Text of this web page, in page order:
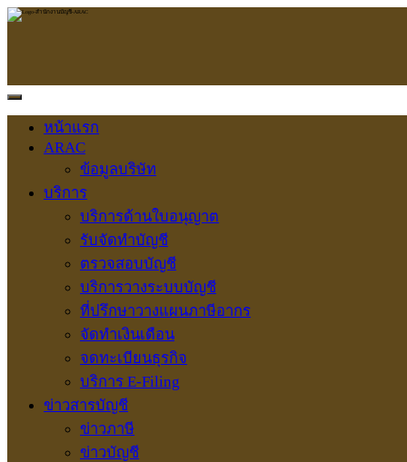
หน้าแรก
ARAC
ข้อมูลบริษัท
บริการ
บริการด้านใบอนุญาต
รับจัดทำบัญชี
ตรวจสอบบัญชี
บริการวางระบบบัญชี
ที่ปรึกษาวางแผนภาษีอากร
จัดทำเงินเดือน
จดทะเบียนธุรกิจ
บริการ E-Filing
ข่าวสารบัญชี
ข่าวภาษี
ข่าวบัญชี